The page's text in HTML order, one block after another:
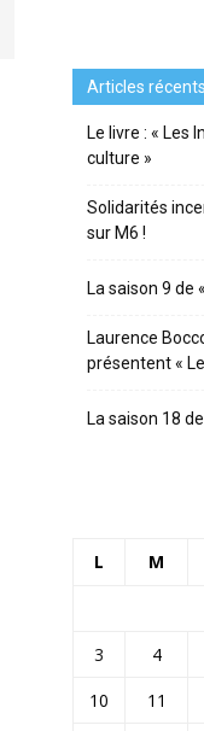
Articles récents
Le livre : « Les
culture »
Solidarités
sur M6 !
La saison 9 de
Laurence
présentent «
La saison 18
L M
3
4
10
11